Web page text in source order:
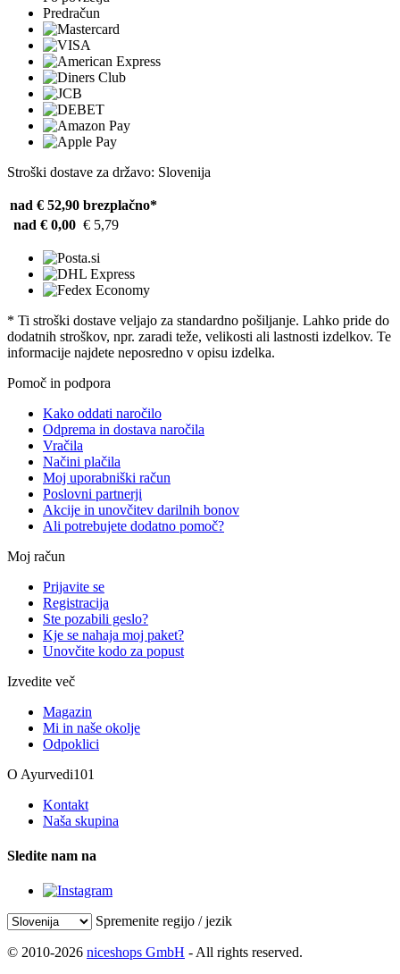
Predračun
Stroški dostave za državo: Slovenija
nad € 52,90 brezplačno*
nad € 0,00 € 5,79
* Ti stroški dostave veljajo za standardno pošiljanje. Lahko pride do
dodatnih stroškov, npr. zaradi teže, velikosti ali lastnosti izdelkov. Te
informacije najdete neposredno v opisu izdelka.
Pomoč in podpora
Kako oddati naročilo
Odprema in dostava naročila
Vračila
Načini plačila
Moj uporabniški račun
Poslovni partnerji
Akcije in unovčitev darilnih bonov
Ali potrebujete dodatno pomoč?
Moj račun
Prijavite se
Registracija
Ste pozabili geslo?
Kje se nahaja moj paket?
Unovčite kodo za popust
Izvedite več
Magazin
Mi in naše okolje
Odpoklici
O Ayurvedi101
Kontakt
Naša skupina
Sledite nam na
Spremenite regijo / jezik
© 2010-2026 niceshops GmbH - All rights reserved.